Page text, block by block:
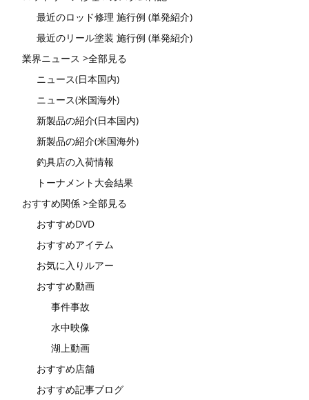
最近のロッド修理 施行例 (単発紹介)
最近のリール塗装 施行例 (単発紹介)
業界ニュース >全部見る
ニュース(日本国内)
ニュース(米国海外)
新製品の紹介(日本国内)
新製品の紹介(米国海外)
釣具店の入荷情報
トーナメント大会結果
おすすめ関係 >全部見る
おすすめDVD
おすすめアイテム
お気に入りルアー
おすすめ動画
事件事故
水中映像
湖上動画
おすすめ店舗
おすすめ記事ブログ